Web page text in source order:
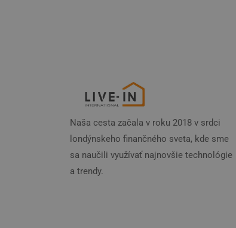
Naša cesta začala v roku 2018 v srdci
londýnskeho finančného sveta, kde sme
sa naučili využívať najnovšie technológie
a trendy.